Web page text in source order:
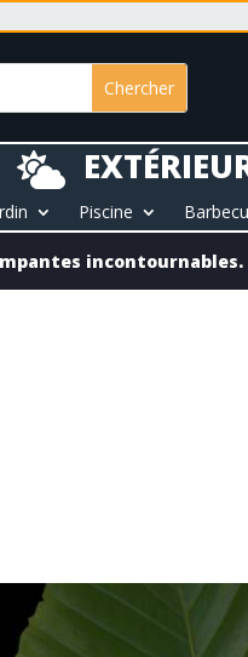

Piscine
incontournables.